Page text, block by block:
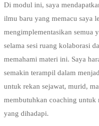
Di modul ini, saya
ilmu baru yang memacu saya
mengimplementasikan semua
selama sesi ruang kolaborasi
memahami materi ini. Saya
semakin terampil dalam
untuk rekan sejawat, murid,
membutuhkan coaching untuk
yang dihadapi.